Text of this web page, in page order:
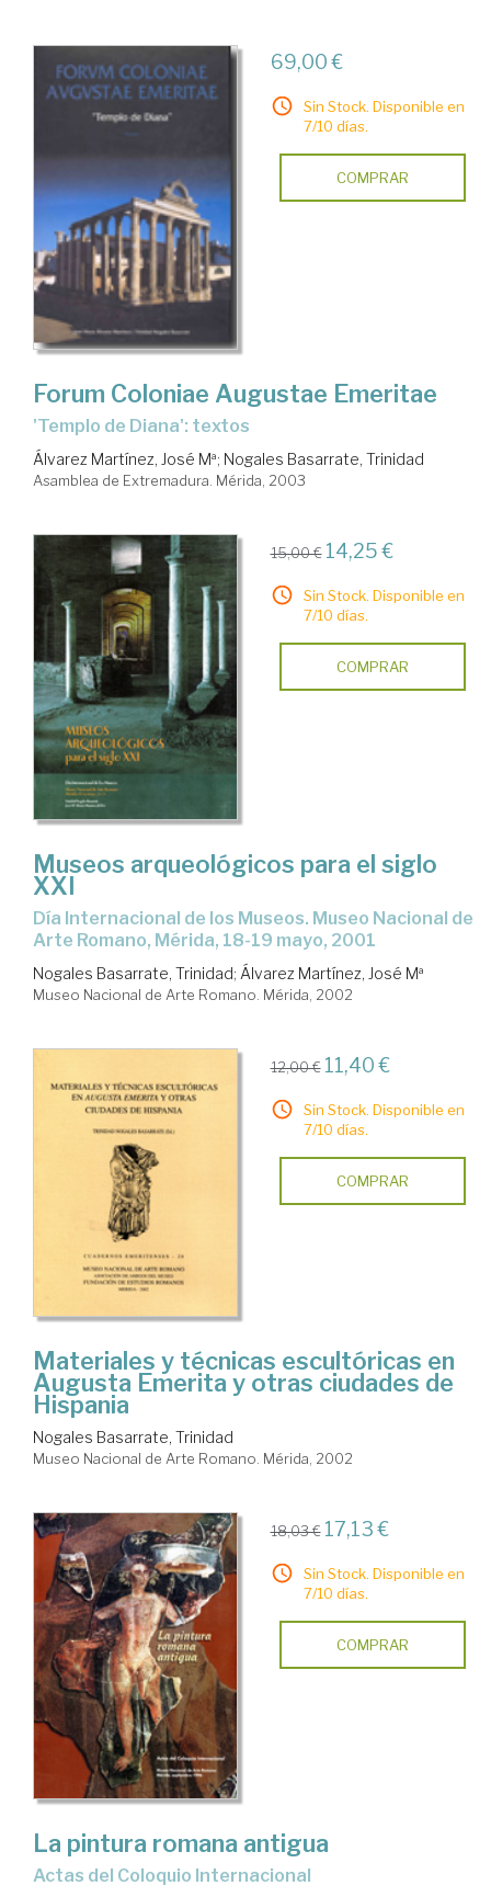
69,00 €
Sin Stock. Disponible en
7/10 días.
COMPRAR
Forum Coloniae Augustae Emeritae
'Templo de Diana': textos
Álvarez Martínez, José Mª; Nogales Basarrate, Trinidad
Asamblea de Extremadura. Mérida, 2003
15,00 € 14,25 €
Sin Stock. Disponible en
7/10 días.
COMPRAR
Museos arqueológicos para el siglo
XXI
Día Internacional de los Museos. Museo Nacional de
Arte Romano, Mérida, 18-19 mayo, 2001
Nogales Basarrate, Trinidad; Álvarez Martínez, José Mª
Museo Nacional de Arte Romano. Mérida, 2002
12,00 € 11,40 €
Sin Stock. Disponible en
7/10 días.
COMPRAR
Materiales y técnicas escultóricas en
Augusta Emerita y otras ciudades de
Hispania
Nogales Basarrate, Trinidad
Museo Nacional de Arte Romano. Mérida, 2002
18,03 € 17,13 €
Sin Stock. Disponible en
7/10 días.
COMPRAR
La pintura romana antigua
Actas del Coloquio Internacional